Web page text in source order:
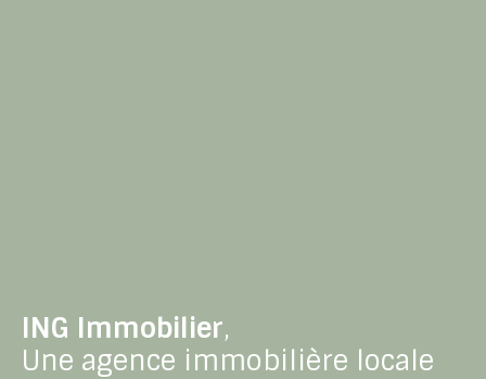
ING Immobilier,
Une agence immobilière locale